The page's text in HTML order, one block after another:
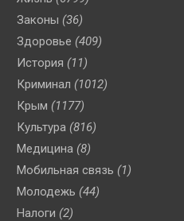
Законы (36)
Здоровье (409)
История (11)
Криминал (1012)
Крым (1177)
Культура (816)
Медицина (8)
Мобильная связь (1)
Молодежь (44)
Налоги (2)